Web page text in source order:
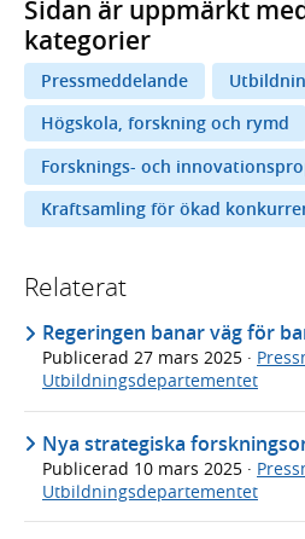
Sidan är uppmärkt
kategorier
Pressmeddelande
Högskola, forskning och rymd
Forsknings- och
Kraftsamling för ökad
Relaterat
Regeringen banar väg för
Publicerad 27 mars 2025 ·
Utbildningsdepartementet
Nya strategiska
Publicerad 10 mars 2025 ·
Utbildningsdepartementet